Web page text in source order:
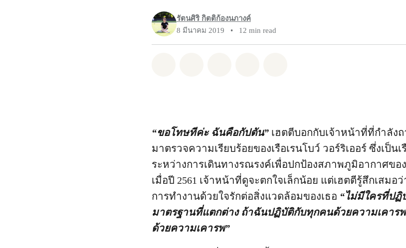
รัตนศิริ กิตติก้องนภางค์
8 มีนาคม 2019
• 12 min read
“ขอโทษทีค่ะ ฉันคือกัปตัน” เฮตตีบอกกับเจ้าหน้าที่ที่กำลัง
มาตรวจความเรียบร้อยของเรือเรนโบว์ วอร์ริเออร์ ซึ่งเป็น
ระหว่างการเดินทางรณรงค์เพื่อปกป้องสภาพภูมิอากาศของ
เมื่อปี 2561 เจ้าหน้าที่ดูจะตกใจเล็กน้อย แต่เฮตตีรู้สึกเสมอ
การทำงานด้วยใจรักต่อสิ่งแวดล้อมของเธอ “ไม่มีใครที่ป
มาตรฐานที่แตกต่าง ถ้าฉันปฏิบัติกับทุกคนด้วยความเคาร
ด้วยความเคารพ”